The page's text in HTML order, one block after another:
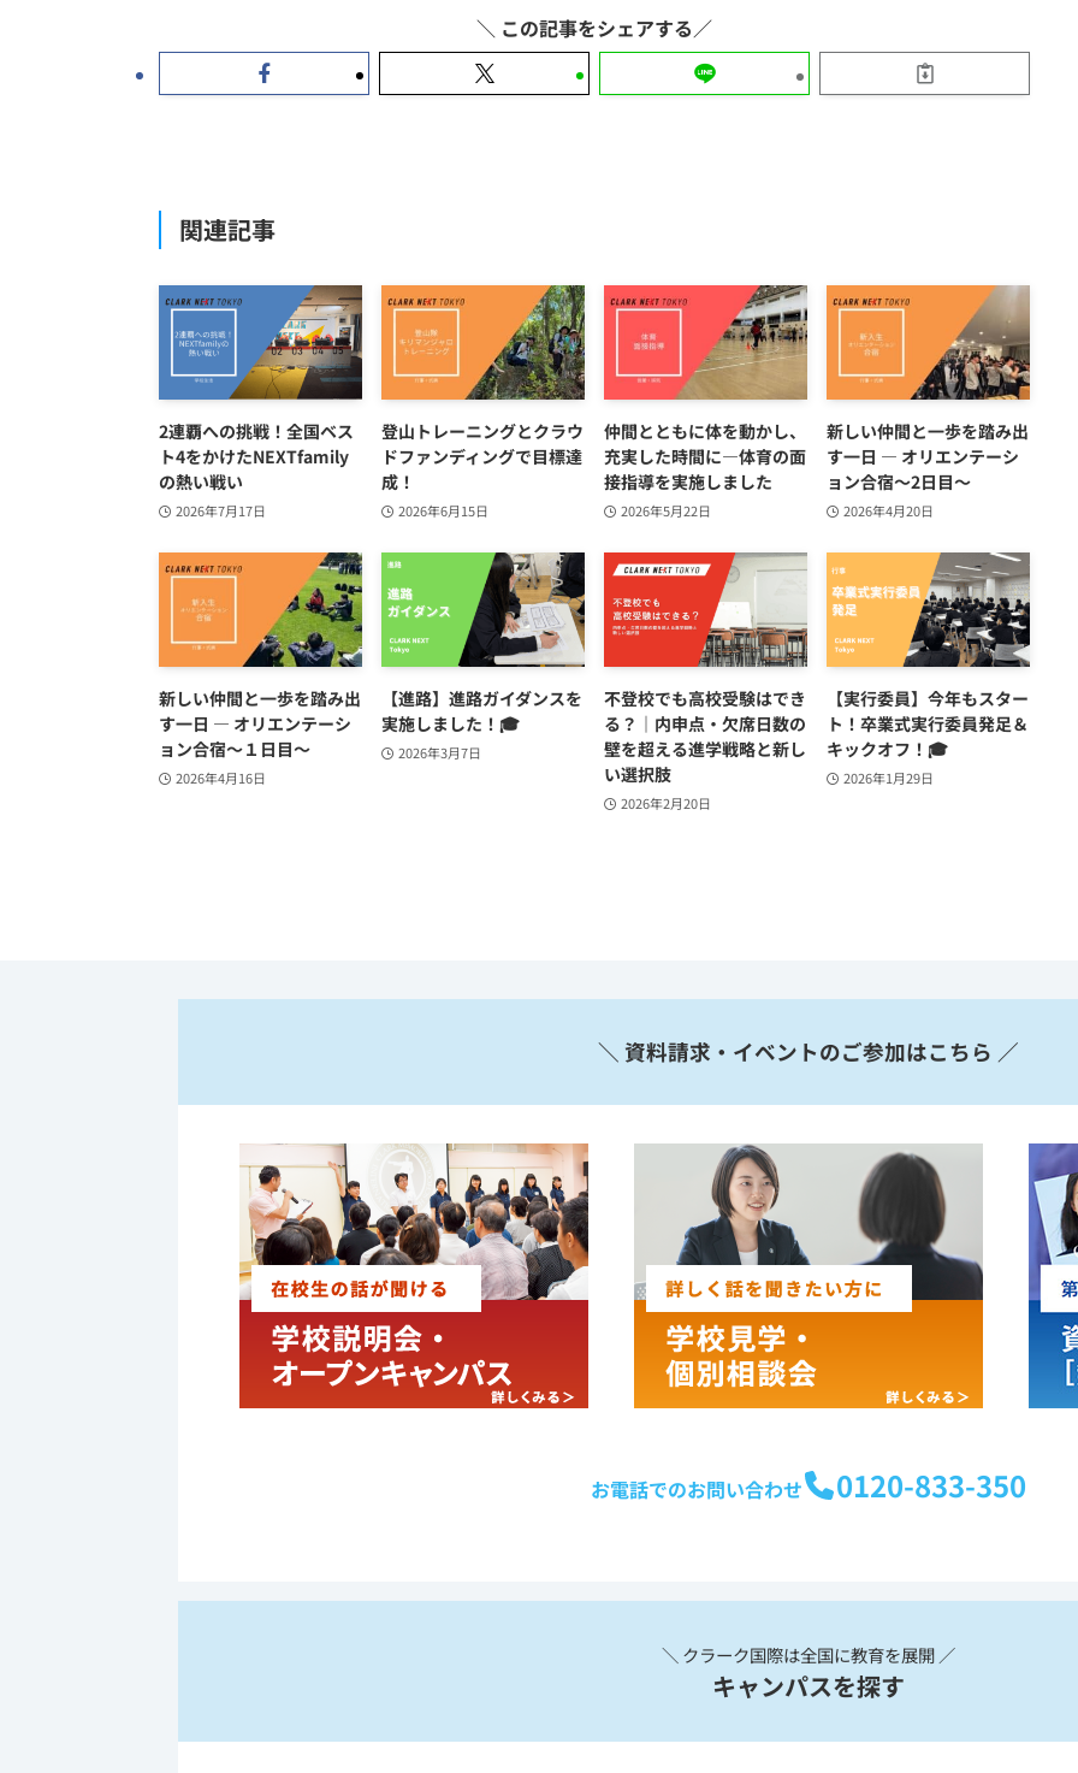
関連記事
2連覇への挑戦！全国ベス
ト4をかけたNEXTfamily
の熱い戦い
2026年7月17日
登山トレーニングとクラウ
ドファンディングで目標達
成！
2026年6月15日
仲間とともに体を動かし、
充実した時間に―体育の面
接指導を実施しました
2026年5月22日
新しい仲間と一歩を踏み出
す一日 ― オリエンテーシ
ョン合宿～2日目～
2026年4月20日
新しい仲間と一歩を踏み出
す一日 ― オリエンテーシ
ョン合宿～１日目～
2026年4月16日
【進路】進路ガイダンスを
実施しました！🎓
2026年3月7日
不登校でも高校受験はでき
る？｜内申点・欠席日数の
壁を超える進学戦略と新し
い選択肢
2026年2月20日
【実行委員】今年もスター
ト！卒業式実行委員発足＆
キックオフ！🎓
2026年1月29日
＼ 資料請求・イベントのご参加はこちら ／
お電話でのお問い合わせ 0120-833-350
＼ クラーク国際は全国に教育を展開 ／
キャンパスを探す